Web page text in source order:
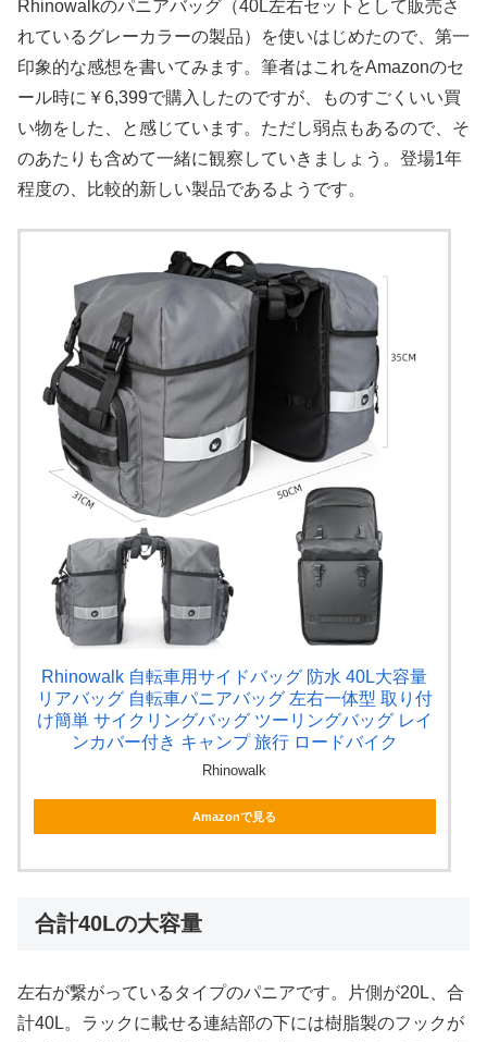
Rhinowalkのパニアバッグ（40L左右セットとして販売さ
れているグレーカラーの製品）を使いはじめたので、第一
印象的な感想を書いてみます。筆者はこれをAmazonのセ
ール時に￥6,399で購入したのですが、ものすごくいい買
い物をした、と感じています。ただし弱点もあるので、そ
のあたりも含めて一緒に観察していきましょう。登場1年
程度の、比較的新しい製品であるようです。
Rhinowalk 自転車用サイドバッグ 防水 40L大容量
リアバッグ 自転車パニアバッグ 左右一体型 取り付
け簡単 サイクリングバッグ ツーリングバッグ レイ
ンカバー付き キャンプ 旅行 ロードバイク
Rhinowalk
Amazonで見る
合計40Lの大容量
左右が繋がっているタイプのパニアです。片側が20L、合
計40L。ラックに載せる連結部の下には樹脂製のフックが